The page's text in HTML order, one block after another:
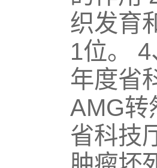
织发育
1位。
年度省
AMG转
省科技